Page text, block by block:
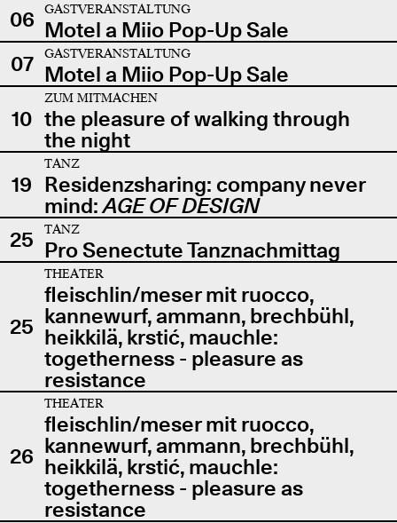
06
GASTVERANSTALTUNG
Motel a Miio Pop-Up Sale
07
GASTVERANSTALTUNG
Motel a Miio Pop-Up Sale
10
ZUM MITMACHEN
the pleasure of walking through
the night
19
TANZ
Residenzsharing: company never
mind:AGE OF DESIGN
25
TANZ
Pro Senectute Tanznachmittag
25
THEATER
fleischlin/meser mit ruocco,
kannewurf, ammann, brechbühl,
heikkilä, krstić, mauchle:
togetherness - pleasure as
resistance
26
THEATER
fleischlin/meser mit ruocco,
kannewurf, ammann, brechbühl,
heikkilä, krstić, mauchle:
togetherness - pleasure as
resistance